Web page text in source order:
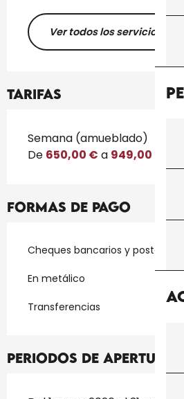
Ver todos los servicios
Tarifas
Tarifas 2026
Semana (amueblado)
De 650,00 € a 949,00 €
Formas de pago
Cheques bancarios y postales
En metálico
Transferencias
Periodos de apertura